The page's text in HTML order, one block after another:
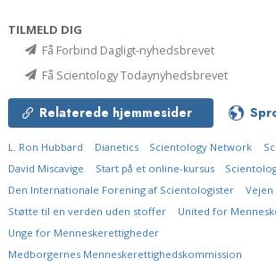
TILMELD DIG
Få Forbind Dagligt-nyhedsbrevet
Få Scientology Todaynyhedsbrevet
Relaterede hjemmesider
L. Ron Hubbard Dianetics Scientology Network
David Miscavige
Start på et online-kursus
Den Internationale Forening af Scientologister
Vejen
Støtte til en verden uden stoffer
United for
Unge for Menneskerettigheder
Medborgernes Menneskerettigheds­kommission